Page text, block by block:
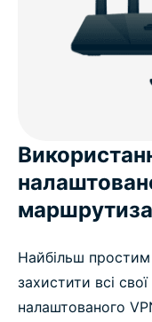
Найбільш
захистити всі
налаштованого